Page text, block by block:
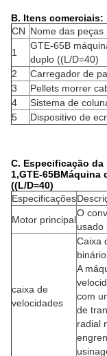
B. Itens comerciais:
CN Nome das peças
1
GTE-65B
duplo ((L/D=40)
2
Carregador de
3
Pellets morrer
4
Sistema de
5
Dispositivo de
C. Especificação da
1,GTE-65BMáquina
((L/D=40)
Especificações
Motor principal
O
usado
caixa de
velocidades
Caixa
A
com
de
radial